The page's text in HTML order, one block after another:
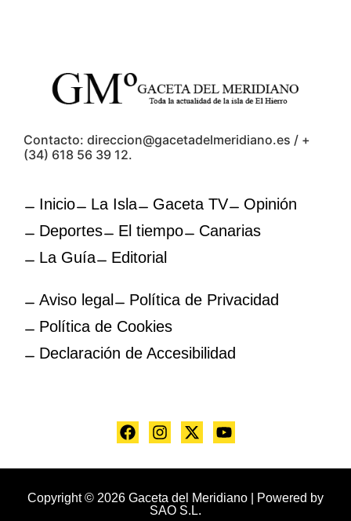
Contacto: direccion@gacetadelmeridiano.es / +
(34) 618 56 39 12.
Inicio La Isla Gaceta TV
Opinión
Deportes
El tiempo
Canarias
La Guía
Editorial
Aviso legal
Política de Privacidad
Política de Cookies
Declaración de Accesibilidad
Copyright © 2026 Gaceta del Meridiano | Powered by
SAO S.L.